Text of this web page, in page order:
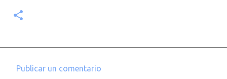
Publicar un comentario